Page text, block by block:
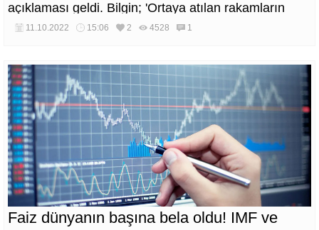
açıklaması geldi. Bilgin; 'Ortaya atılan rakamların
hiçbiri gerçeği yansıtmıyor' dedi.
11.10.2022 15:06 2 4528 1
Faiz dünyanın başına bela oldu! IMF ve